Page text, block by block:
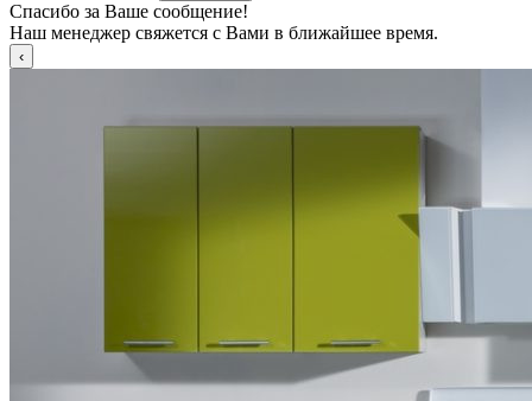
Спасибо за Ваше сообщение!
Наш менеджер свяжется с Вами в ближайшее время.